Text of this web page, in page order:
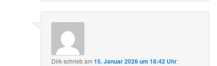
Dirkschriebam15. Januar 2026 um 18:42 Uhr: